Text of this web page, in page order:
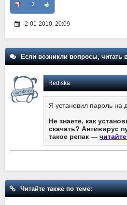
-2
2-01-2010, 20:09
Если возникли вопросы, читать
Rediska
Я установил пароль на
Не знаете, как
скачать? Антивирус
такое репак —
Читайте также по теме: